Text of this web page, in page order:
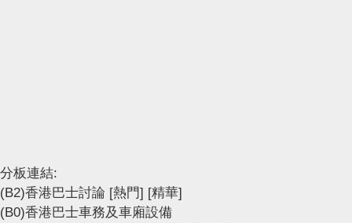
分板連結:
(B2)香港巴士討論 [熱門] [精華]
(B0)香港巴士車務及車廂設備